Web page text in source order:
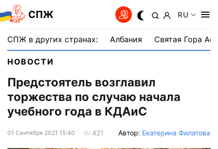
СПЖ RU
СПЖ в других странах: Албания Святая Гора
НОВОСТИ
Предстоятель возглавил
торжества по случаю начала
учебного года в КДАиС
01 Сентября 2021 15:40 421 Автор: Екатерина Филатова